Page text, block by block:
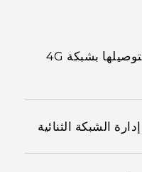
اختيار أية بطاقة nano SIM لتوصيلها بشبكة 4G